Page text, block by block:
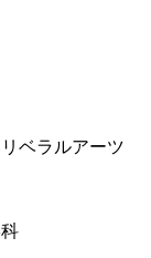
ラルアーツ